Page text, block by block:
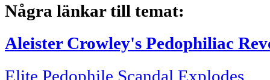
Några länkar till temat:
Aleister Crowley's Pedophiliac
Elite Pedophile Scandal Explodes